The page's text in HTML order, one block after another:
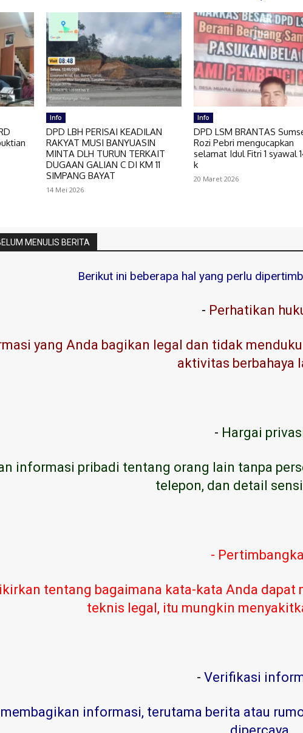
Info
DPD LBH PERISAI KEADILAN
RAKYAT MUSI BANYUASIN
MINTA DLH TURUN TERKAIT
DUGAAN GALIAN C DI KM 11
SIMPANG BAYAT
14 Mei 2026
Info
DPD LSM BRANTAS
Rozi Pebri mengucapkan
selamat Idul Fitri 1 syawal
k
20 Maret 2026
MENULIS BERITA
Berikut ini beberapa hal yang perlu
- Perhatikan
yang Anda bagikan legal dan tidak
aktivitas berbahaya
- Hargai
informasi pribadi tentang orang lain tanpa
telepon, dan detail
-
tentang bagaimana kata-kata Anda
teknis legal, itu mungkin
- Verifikasi
informasi, terutama berita atau